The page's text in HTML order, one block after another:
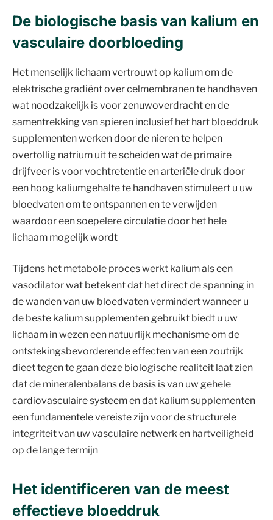
De biologische basis van kalium en
vasculaire doorbloeding
Het menselijk lichaam vertrouwt op kalium om de
elektrische gradiënt over celmembranen te handhaven
wat noodzakelijk is voor zenuwoverdracht en de
samentrekking van spieren inclusief het hart bloeddruk
supplementen werken door de nieren te helpen
overtollig natrium uit te scheiden wat de primaire
drijfveer is voor vochtretentie en arteriële druk door
een hoog kaliumgehalte te handhaven stimuleert u uw
bloedvaten om te ontspannen en te verwijden
waardoor een soepelere circulatie door het hele
lichaam mogelijk wordt
Tijdens het metabole proces werkt kalium als een
vasodilator wat betekent dat het direct de spanning in
de wanden van uw bloedvaten vermindert wanneer u
de beste kalium supplementen gebruikt biedt u uw
lichaam in wezen een natuurlijk mechanisme om de
ontstekingsbevorderende effecten van een zoutrijk
dieet tegen te gaan deze biologische realiteit laat zien
dat de mineralenbalans de basis is van uw gehele
cardiovasculaire systeem en dat kalium supplementen
een fundamentele vereiste zijn voor de structurele
integriteit van uw vasculaire netwerk en hartveiligheid
op de lange termijn
Het identificeren van de meest
effectieve bloeddruk